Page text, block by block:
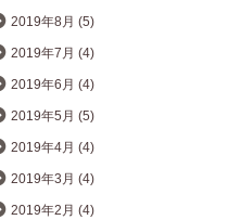
2019年8月 (5)
2019年7月 (4)
2019年6月 (4)
2019年5月 (5)
2019年4月 (4)
2019年3月 (4)
2019年2月 (4)